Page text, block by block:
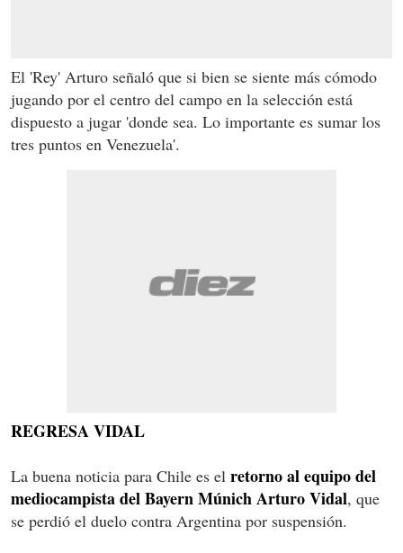
El 'Rey' Arturo señaló que si bien se siente más cómodo
jugando por el centro del campo en la selección está
dispuesto a jugar 'donde sea. Lo importante es sumar los
tres puntos en Venezuela'.
REGRESA VIDAL
La buena noticia para Chile es el retorno al equipo del
mediocampista del Bayern Múnich Arturo Vidal, que
se perdió el duelo contra Argentina por suspensión.